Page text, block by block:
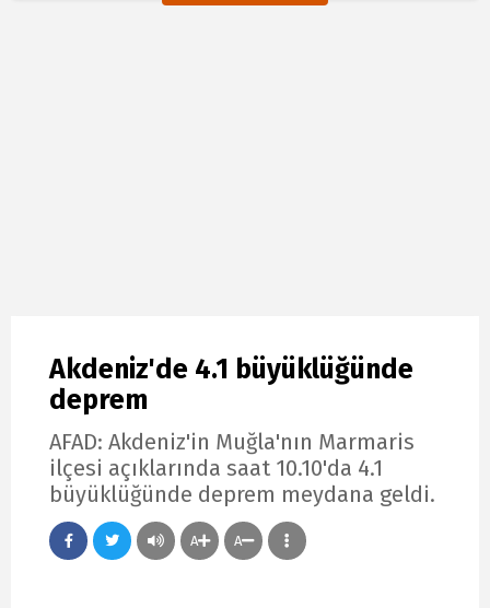
Akdeniz'de 4.1 büyüklüğünde
deprem
AFAD: Akdeniz'in Muğla'nın Marmaris
ilçesi açıklarında saat 10.10'da 4.1
büyüklüğünde deprem meydana geldi.
A A